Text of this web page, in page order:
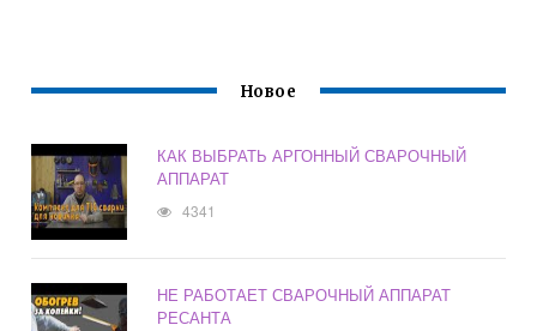
Новое
КАК ВЫБРАТЬ АРГОННЫЙ СВАРОЧНЫЙ
АППАРАТ
4341
НЕ РАБОТАЕТ СВАРОЧНЫЙ АППАРАТ
РЕСАНТА